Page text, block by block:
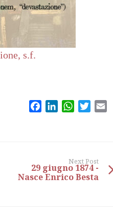
s.f.
FacebookLinkedIn
Next Post
29 giugno 1874 -
Nasce Enrico Besta